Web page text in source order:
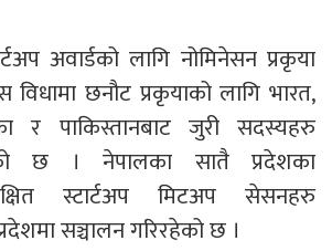
अवार्डको लागि नोमिनेसन प्रकृया
छनौट प्रकृयाको लागि भारत,
र पाकिस्तानबाट जुरी सदस्यहरु
छ । नेपालका सातै प्रदेशका
स्टार्टअप मिटअप सेसनहरु
सञ्चालन गरिरहेको छ ।